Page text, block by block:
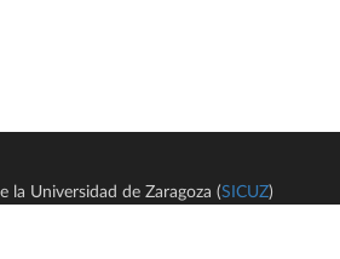
Universidad de Zaragoza (SICUZ)